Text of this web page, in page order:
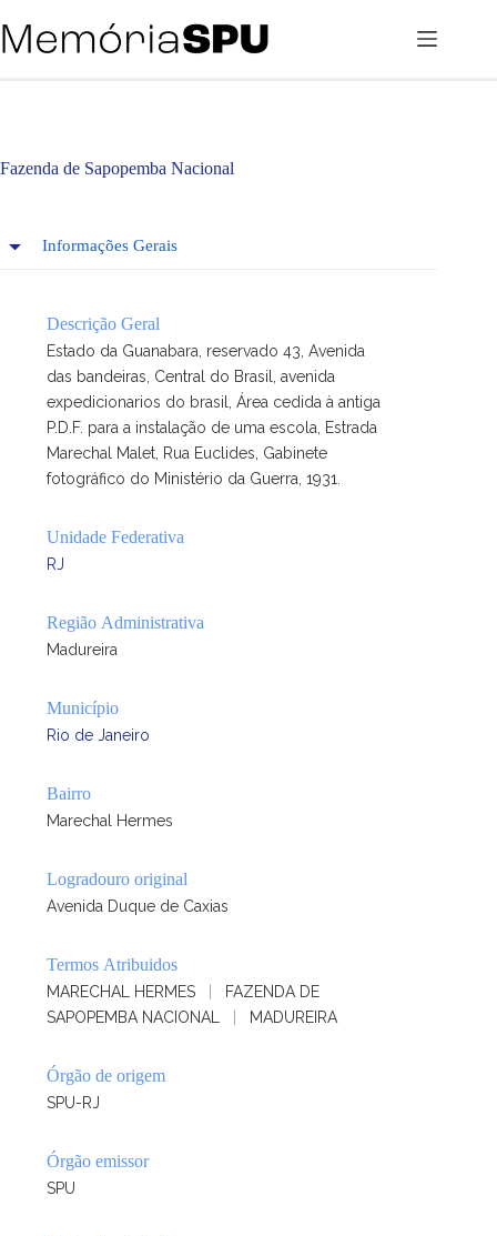
para
o
Fazenda de Sapopemba Nacional
Informações Gerais
Descrição Geral
Estado da Guanabara, reservado 43, Avenida
das bandeiras, Central do Brasil, avenida
expedicionarios do brasil, Área cedida à antiga
P.D.F. para a instalação de uma escola, Estrada
Marechal Malet, Rua Euclides, Gabinete
fotográfico do Ministério da Guerra, 1931.
Unidade Federativa
RJ
Região Administrativa
Madureira
Município
Rio de Janeiro
Bairro
Marechal Hermes
Logradouro original
Avenida Duque de Caxias
Termos Atribuidos
MARECHAL HERMES
FAZENDA DE
SAPOPEMBA NACIONAL
MADUREIRA
Órgão de origem
SPU-RJ
Órgão emissor
SPU